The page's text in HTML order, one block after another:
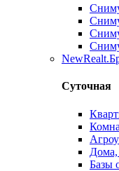
New
Суточная
Дома,
Базы